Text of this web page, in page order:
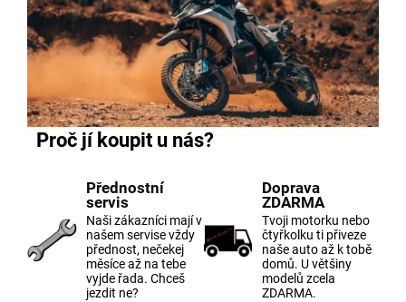
Proč jí koupit u nás?
Přednostní
servis
Naši zákazníci mají v
našem servise vždy
přednost, nečekej
měsíce až na tebe
vyjde řada. Chceš
jezdit ne?
Doprava
ZDARMA
Tvoji motorku nebo
čtyřkolku ti přiveze
naše auto až k tobě
domů. U většiny
modelů zcela
ZDARMA.